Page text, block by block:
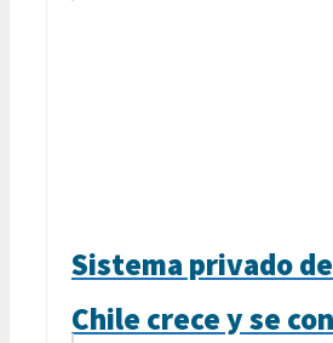
Sistema privado
Chile crece y se